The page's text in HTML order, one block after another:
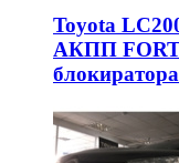
Toyota
АКПП